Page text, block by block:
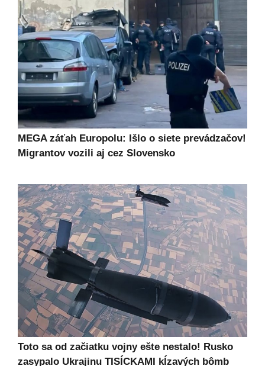
MEGA záťah Europolu: Išlo o siete prevádzačov!
Migrantov vozili aj cez Slovensko
Toto sa od začiatku vojny ešte nestalo! Rusko
zasypalo Ukrajinu TISÍCKAMI kĺzavých bômb